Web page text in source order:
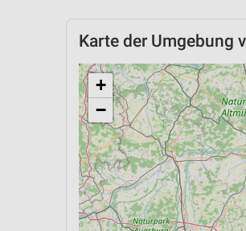
Karte der Umgebung
+
−